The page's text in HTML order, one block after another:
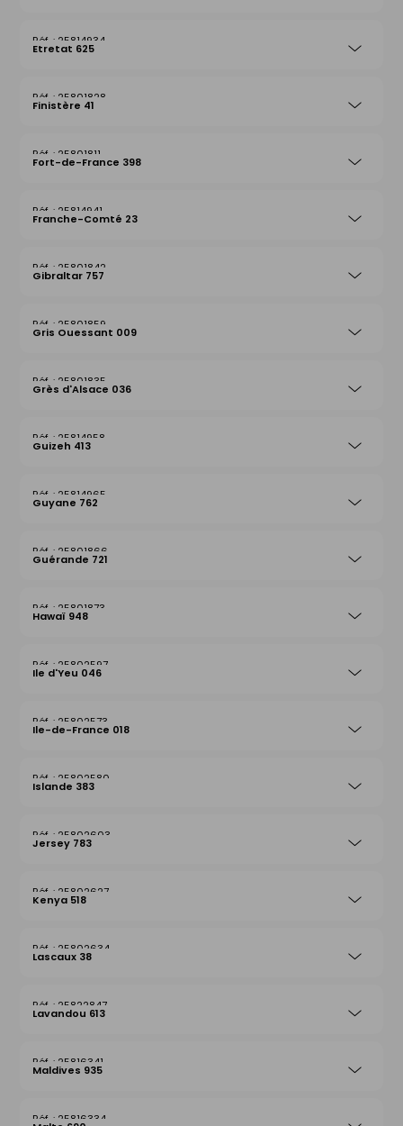
25814934
Etretat 625
25801828
Finistère 41
25801811
Fort-de-France 398
25814941
Franche-Comté 23
25801842
Gibraltar 757
25801859
Gris Ouessant 009
25801835
Grès d'Alsace 036
25814958
Guizeh 413
25814965
Guyane 762
25801866
Guérande 721
25801873
Hawaï 948
25802597
Ile d'Yeu 046
25802573
Ile-de-France 018
25802580
Islande 383
25802603
Jersey 783
25802627
Kenya 518
25802634
Lascaux 38
25822847
Lavandou 613
25816341
Maldives 935
25816334